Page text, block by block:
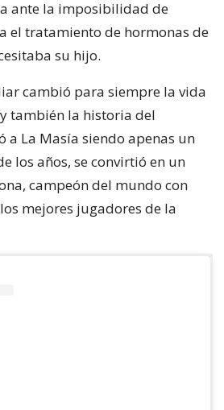
ante la imposibilidad de
el tratamiento de hormonas de
su hijo.
cambió para siempre la vida
también la historia del
a La Masía siendo apenas un
los años, se convirtió en un
campeón del mundo con
mejores jugadores de la